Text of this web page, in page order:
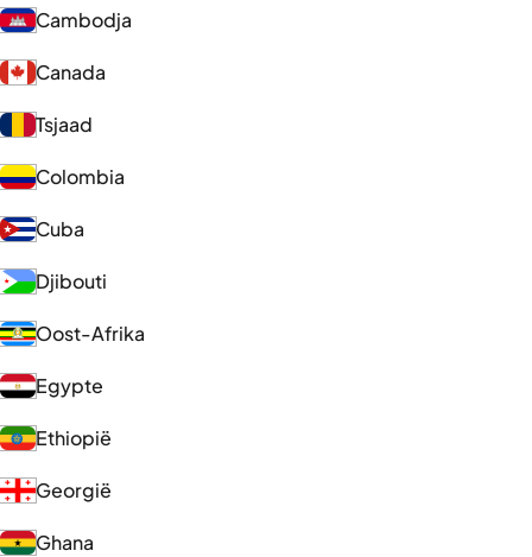
Cambodja
Canada
Tsjaad
Colombia
Cuba
Djibouti
Oost-Afrika
Egypte
Ethiopië
Georgië
Ghana